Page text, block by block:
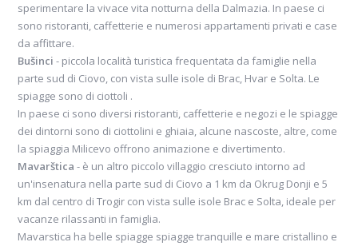
sperimentare la vivace vita notturna della Dalmazia. In paese ci
sono ristoranti, caffetterie e numerosi appartamenti privati e case
da affittare.
Bušinci - piccola località turistica frequentata da famiglie nella
parte sud di Ciovo, con vista sulle isole di Brac, Hvar e Solta. Le
spiagge sono di ciottoli .
In paese ci sono diversi ristoranti, caffetterie e negozi e le spiagge
dei dintorni sono di ciottolini e ghiaia, alcune nascoste, altre, come
la spiaggia Milicevo offrono animazione e divertimento.
Mavarštica - è un altro piccolo villaggio cresciuto intorno ad
un'insenatura nella parte sud di Ciovo a 1 km da Okrug Donji e 5
km dal centro di Trogir con vista sulle isole Brac e Solta, ideale per
vacanze rilassanti in famiglia.
Mavarstica ha belle spiagge spiagge tranquille e mare cristallino e